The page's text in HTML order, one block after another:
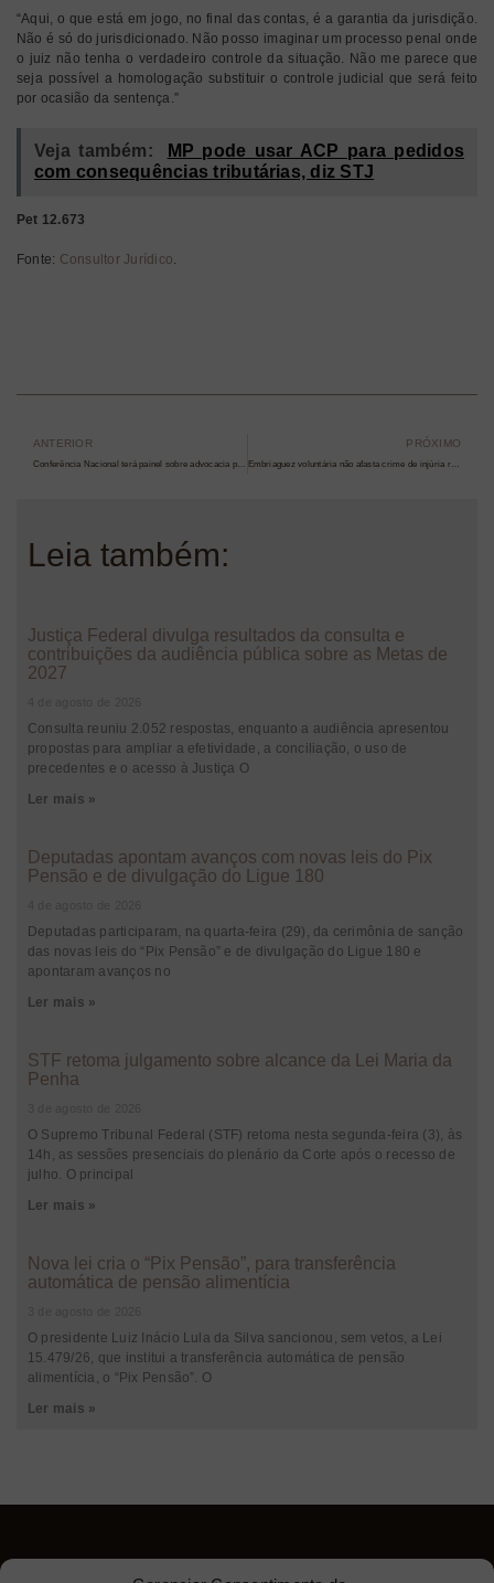
“Aqui, o que está em jogo, no final das contas, é a garantia da jurisdição.
Não é só do jurisdicionado. Não posso imaginar um processo penal onde
o juiz não tenha o verdadeiro controle da situação. Não me parece que
seja possível a homologação substituir o controle judicial que será feito
por ocasião da sentença.”
Veja também:
MP pode usar ACP para pedidos
com consequências tributárias, diz STJ
Pet 12.673
Fonte: Consultor Jurídico.
ANTERIOR
Conferência Nacional terá painel sobre advocacia previdenciária
PRÓXIMO
Embriaguez voluntária não afasta crime de injúria racial, diz TJ-SP
Leia também:
Justiça Federal divulga resultados da consulta e
contribuições da audiência pública sobre as Metas de
2027
Consulta reuniu 2.052 respostas, enquanto a audiência apresentou
propostas para ampliar a efetividade, a conciliação, o uso de
precedentes e o acesso à Justiça O
Ler mais »
Deputadas apontam avanços com novas leis do Pix
Pensão e de divulgação do Ligue 180
Deputadas participaram, na quarta-feira (29), da cerimônia de sanção
das novas leis do “Pix Pensão” e de divulgação do Ligue 180 e
apontaram avanços no
Ler mais »
STF retoma julgamento sobre alcance da Lei Maria da
Penha
O Supremo Tribunal Federal (STF) retoma nesta segunda-feira (3), às
14h, as sessões presenciais do plenário da Corte após o recesso de
julho. O principal
Ler mais »
Nova lei cria o “Pix Pensão”, para transferência
automática de pensão alimentícia
O presidente Luiz Inácio Lula da Silva sancionou, sem vetos, a Lei
15.479/26, que institui a transferência automática de pensão
alimentícia, o “Pix Pensão”. O
Ler mais »